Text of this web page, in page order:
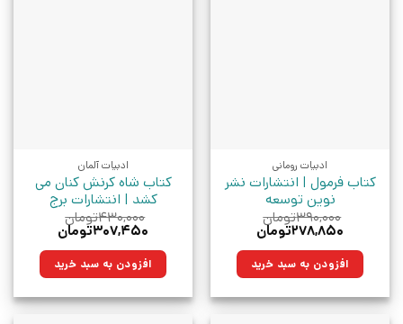
ادبیات رومانی
کتاب فرمول | انتشارات نشر
نوین توسعه
۳۹۰,۰۰۰تومان
قیمت
۳۹۰,۰۰۰تومان
بود.
۲۷۸,۸۵۰تومان
۲۷۸,۸۵۰تومان.افزودن به سبد خرید
ادبیات آلمان
کتاب شاه کرنش کنان می
کشد | انتشارات برج
۴۳۰,۰۰۰تومان
قیمت
۴۳۰,۰۰۰تومان
بود.
۳۰۷,۴۵۰تومان
۳۰۷,۴۵۰تومان.افزودن به سبد خرید